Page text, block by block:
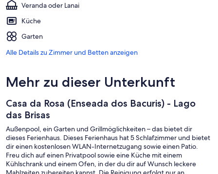
Veranda oder Lanai
Küche
Garten
Alle Details zu Zimmer und Betten anzeigen
Mehr zu dieser Unterkunft
Casa da Rosa (Enseada dos Bacuris) - Lago
das Brisas
Außenpool, ein Garten und Grillmöglichkeiten – das bietet dir
dieses Ferienhaus. Dieses Ferienhaus hat 5 Schlafzimmer und bietet
dir einen kostenlosen WLAN-Internetzugang sowie einen Patio.
Freu dich auf einen Privatpool sowie eine Küche mit einem
Kühlschrank und einem Ofen, in der du dir auf Wunsch leckere